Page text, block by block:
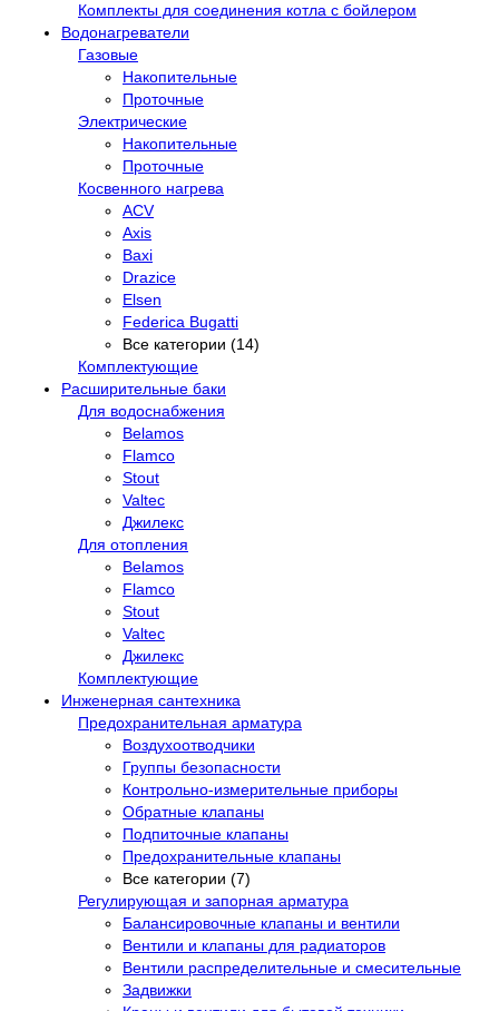
Комплекты для соединения котла с бойлером
Водонагреватели
Газовые
Накопительные
Проточные
Электрические
Накопительные
Проточные
Косвенного нагрева
ACV
Axis
Baxi
Drazice
Elsen
Federica Bugatti
Все категории (14)
Комплектующие
Расширительные баки
Для водоснабжения
Belamos
Flamco
Stout
Valtec
Джилекс
Для отопления
Belamos
Flamco
Stout
Valtec
Джилекс
Комплектующие
Инженерная сантехника
Предохранительная арматура
Воздухоотводчики
Группы безопасности
Контрольно-измерительные приборы
Обратные клапаны
Подпиточные клапаны
Предохранительные клапаны
Все категории (7)
Регулирующая и запорная арматура
Балансировочные клапаны и вентили
Вентили и клапаны для радиаторов
Вентили распределительные и смесительные
Задвижки